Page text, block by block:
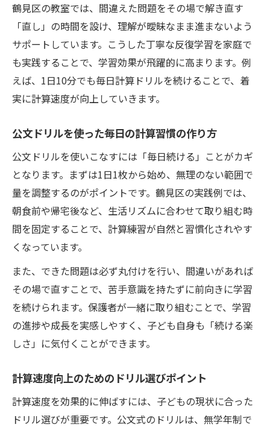
小学生に最適な計算ドリル選びの基準とは
計算速度を伸ばす公文ドリル教材の見極め
方
くもん小学ドリル一覧を活用した選び方
計算速度アップに役立つ教材比較ポイント
鶴見区の教室では、間違えた問題をその場で解き直す
「直し」の時間を設け、理解が曖昧なまま進まないよう
サポートしています。こうした丁寧な反復学習を家庭で
も実践することで、学習効果が飛躍的に高まります。例
えば、1日10分でも毎日計算ドリルを続けることで、着
実に計算速度が向上していきます。
公文ドリルを使った毎日の計算習慣の作り方
公文ドリルを使いこなすには「毎日続ける」ことがカギ
となります。まずは1日1枚から始め、無理のない範囲で
量を調整するのがポイントです。鶴見区の実践例では、
朝食前や帰宅後など、生活リズムに合わせて取り組む時
間を固定することで、計算練習が自然と習慣化されやす
くなっています。
また、できた問題は必ず丸付けを行い、間違いがあれば
その場で直すことで、苦手意識を持たずに前向きに学習
を続けられます。保護者が一緒に取り組むことで、学習
の進捗や成長を実感しやすく、子ども自身も「続ける楽
しさ」に気付くことができます。
計算速度向上のためのドリル選びポイント
計算速度を効果的に伸ばすには、子どもの現状に合った
ドリル選びが重要です。公文式のドリルは、無学年制で